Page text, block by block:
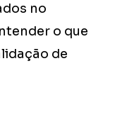
no
o que
de